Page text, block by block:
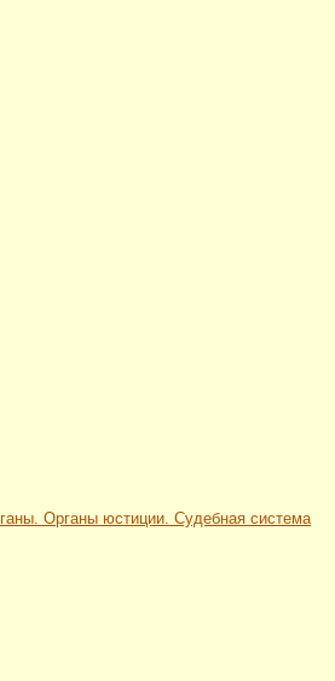
Органы юстиции. Судебная система